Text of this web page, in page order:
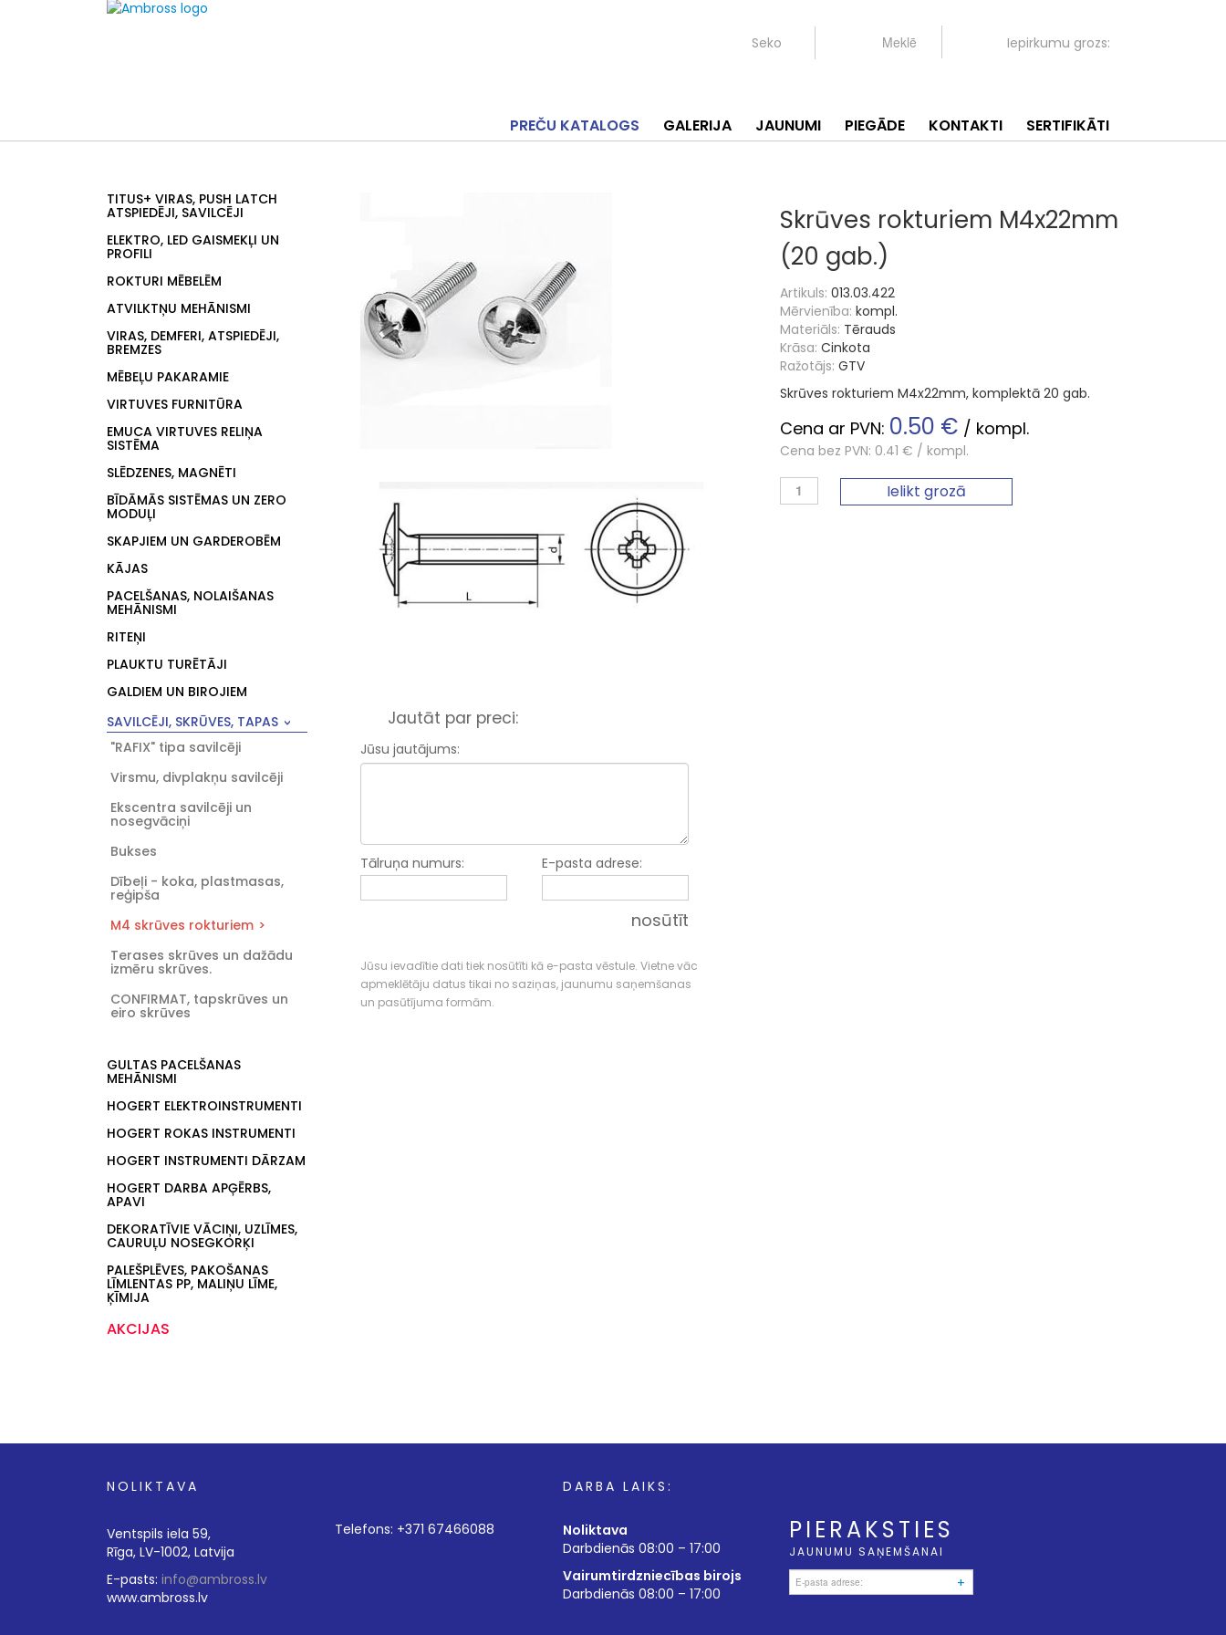
Seko Iepirkumu grozs:
PREČU KATALOGS GALERIJA JAUNUMI PIEGĀDE KONTAKTI SERTIFIKĀTI
TITUS+ VIRAS, PUSH LATCH
ATSPIEDĒJI, SAVILCĒJI
ELEKTRO, LED GAISMEKĻI UN
PROFILI
ROKTURI MĒBELĒM
ATVILKTŅU MEHĀNISMI
VIRAS, DEMFERI, ATSPIEDĒJI,
BREMZES
MĒBEĻU PAKARAMIE
VIRTUVES FURNITŪRA
EMUCA VIRTUVES RELIŅA
SISTĒMA
SLĒDZENES, MAGNĒTI
BĪDĀMĀS SISTĒMAS UN ZERO
MODUĻI
SKAPJIEM UN GARDEROBĒM
KĀJAS
PACELŠANAS, NOLAIŠANAS
MEHĀNISMI
RITEŅI
PLAUKTU TURĒTĀJI
GALDIEM UN BIROJIEM
SAVILCĒJI, SKRŪVES, TAPAS
"RAFIX" tipa savilcēji
Virsmu, divplakņu savilcēji
Ekscentra savilcēji un
nosegvāciņi
Bukses
Dībeļi - koka, plastmasas,
reģipša
M4 skrūves rokturiem
Terases skrūves un dažādu
izmēru skrūves.
CONFIRMAT, tapskrūves un
eiro skrūves
GULTAS PACELŠANAS
MEHĀNISMI
HOGERT ELEKTROINSTRUMENTI
HOGERT ROKAS INSTRUMENTI
HOGERT INSTRUMENTI DĀRZAM
HOGERT DARBA APĢĒRBS,
APAVI
DEKORATĪVIE VĀCIŅI, UZLĪMES,
CAURUĻU NOSEGKORĶI
PALEŠPLĒVES, PAKOŠANAS
LĪMLENTAS PP, MALIŅU LĪME,
ĶĪMIJA
AKCIJAS
Skrūves rokturiem M4x22mm
(20 gab.)
Artikuls: 013.03.422
Mērvienība: kompl.
Materiāls: Tērauds
Krāsa: Cinkota
Ražotājs: GTV
Skrūves rokturiem M4x22mm, komplektā 20 gab.
Cena ar PVN: 0.50 € / kompl.
Cena bez PVN: 0.41 € / kompl.
Ielikt grozā
Jautāt par preci:
Jūsu jautājums:
Tālruņa numurs: E-pasta adrese:
nosūtīt
Jūsu ievadītie dati tiek nosūtīti kā e-pasta vēstule. Vietne vāc
apmeklētāju datus tikai no saziņas, jaunumu saņemšanas
un pasūtījuma formām.
NOLIKTAVA
Ventspils iela 59,
Rīga, LV-1002, Latvija
E-pasts: info@ambross.lv
www.ambross.lv
Telefons: +371 67466088
DARBA LAIKS:
Noliktava
Darbdienās 08:00 – 17:00
Vairumtirdzniecības birojs
Darbdienās 08:00 – 17:00
PIERAKSTIES
JAUNUMU SAŅEMŠANAI
+